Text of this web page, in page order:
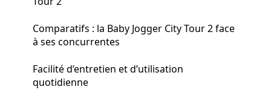
Comparatifs : la Baby Jogger City Tour 2 face
à ses concurrentes
Facilité d’entretien et d’utilisation
quotidienne